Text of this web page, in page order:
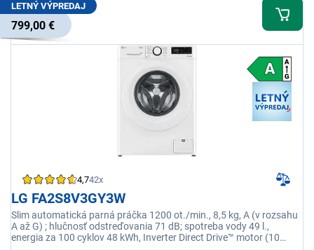
LETNÝ VÝPREDAJ
799,00 €
4,742x
LG FA2S8V3GY3W
Slim automatická parná práčka 1200 ot./min., 8,5 kg, A (v rozsahu
A až G) ; hlučnosť odstreďovania 71 dB; spotreba vody 49 l.,
energia za 100 cyklov 48 kWh, Inverter Direct Drive™ motor (10